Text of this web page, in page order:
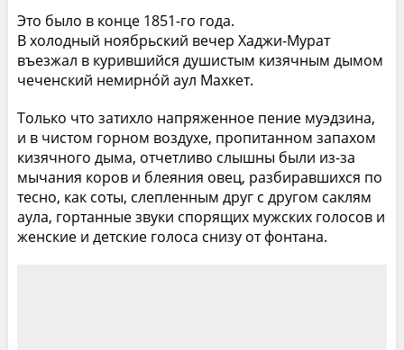
Это было в конце 1851-го года.
В холодный ноябрьский вечер Хаджи-Мурат
въезжал в курившийся душистым кизячным дымом
чеченский немирно́й аул Махкет.
Только что затихло напряженное пение муэдзина,
и в чистом горном воздухе, пропитанном запахом
кизячного дыма, отчетливо слышны были из-за
мычания коров и блеяния овец, разбиравшихся по
тесно, как соты, слепленным друг с другом саклям
аула, гортанные звуки спорящих мужских голосов и
женские и детские голоса снизу от фонтана.